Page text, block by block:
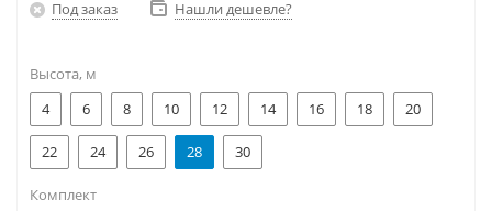
Под заказ Нашли дешевле?
Высота, м
4
6 8 10 12 14 16 18 20
22 24 26 28 30
Комплект